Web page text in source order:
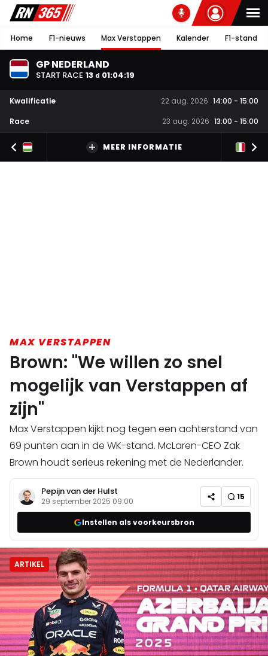
Home F1-nieuws Max Verstappen Kalender F1-stand
GP NEDERLAND
START RACE 13 d 01:04:19
Kwalificatie 22 aug. 2026 14:00 - 15:00
Race
23 aug. 2026 13:00 - 15:00
MEER INFORMATIE
MAX VERSTAPPEN
Brown: "We willen zo snel
mogelijk van Verstappen af
zijn"
Max Verstappen kijkt nog tegen een achterstand van
69 punten aan in de WK-stand. McLaren-CEO Zak
Brown houdt serieus rekening met de Nederlander.
Pepijn van der Hulst
29 september 2025 09:00 15
Instellen als voorkeursbron
ARTIKEL